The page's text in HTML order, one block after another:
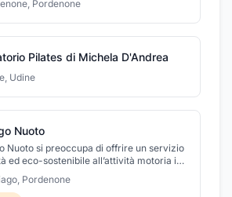
, Pordenone
Pilates di Michela D'Andrea
, Udine
Nuoto
Nuoto si preoccupa di offrire un servizio
ed eco-sostenibile all’attività motoria in
impegniamo anche a mantenere un
amichevole e salutare per tutti coloro
, Pordenone